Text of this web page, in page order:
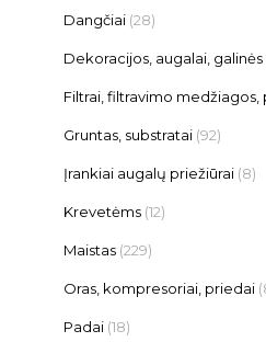
Dangčiai (28)
Dekoracijos, augalai,
Filtrai, filtravimo medžiagos,
Gruntas, substratai (92)
Įrankiai augalų priežiūrai (8)
Krevetėms (12)
Maistas (229)
Oras, kompresoriai, priedai
Padai (18)